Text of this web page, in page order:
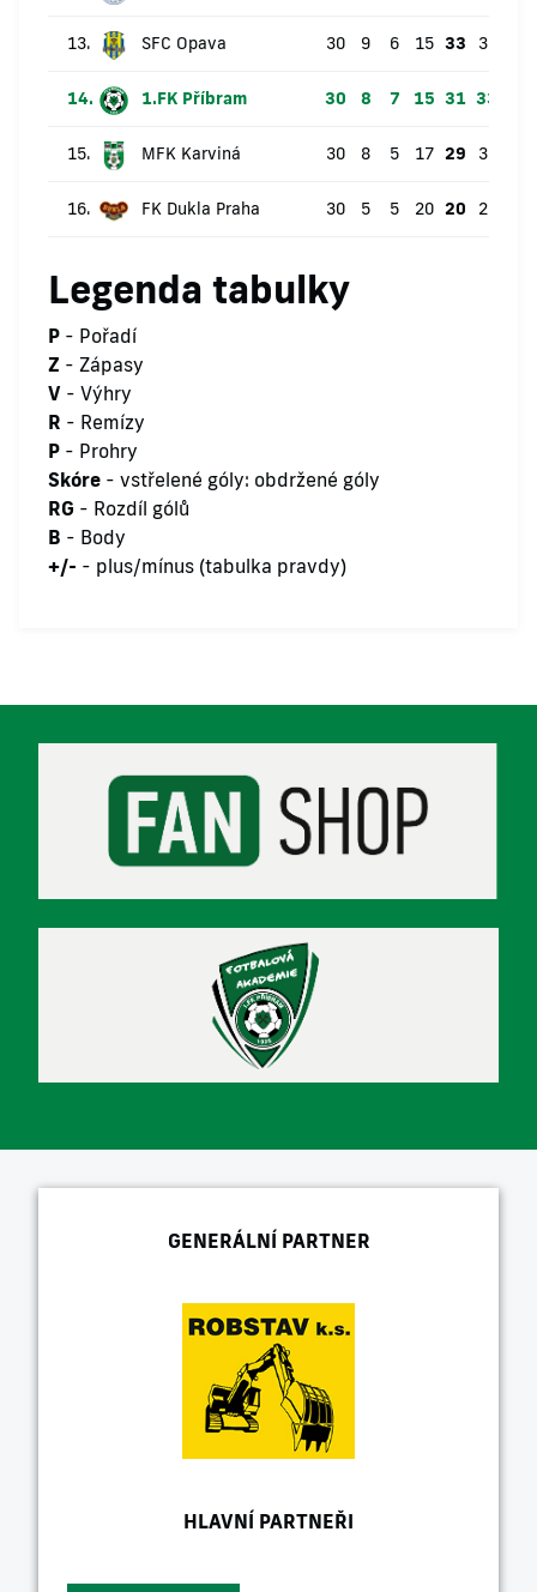
13. SFC Opava 30 9 6 15 33 39:49
14. 1.FK Příbram 30 8 7 15 31 33:63
15. MFK Karviná 30 8 5 17 29 39:53
16. FK Dukla Praha 30 5 5 20 20 25:62
Legenda tabulky
P - Pořadí
Z - Zápasy
V - Výhry
R - Remízy
P - Prohry
Skóre - vstřelené góly: obdržené góly
RG - Rozdíl gólů
B - Body
+/- - plus/mínus (tabulka pravdy)
GENERÁLNÍ PARTNER
HLAVNÍ PARTNEŘI